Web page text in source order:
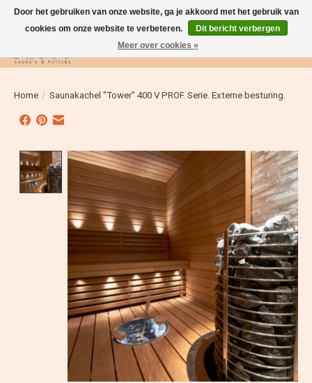
Verlanglijst
Home / Saunakachel "Tower" 400 V PROF. Serie. Externe besturing.
Product image slideshow Items
Door het gebruiken van onze website, ga je akkoord met het gebruik van
cookies om onze website te verbeteren.
Dit bericht verbergen
Meer over cookies »